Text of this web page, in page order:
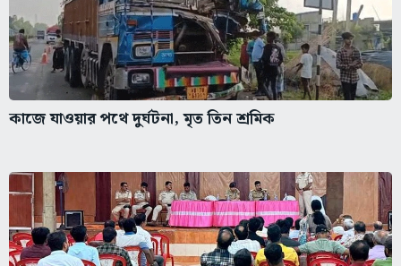
কাজে যাওয়ার পথে দুর্ঘটনা, মৃত তিন শ্রমিক